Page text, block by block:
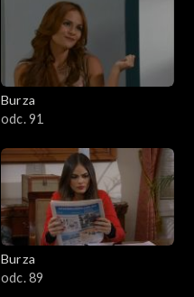
Burza
odc. 91
Burza
odc. 89